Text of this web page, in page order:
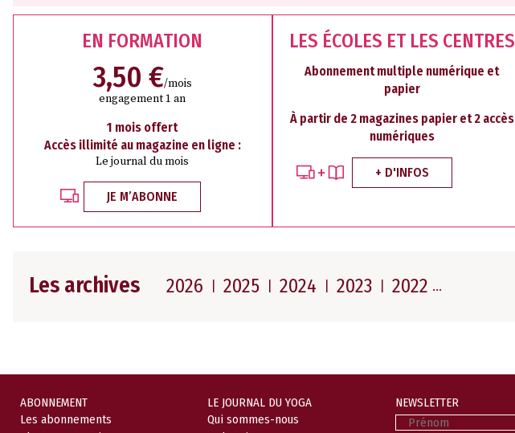
EN FORMATION
3,50 €/mois
engagement 1 an
1 mois offert
Accès illimité au magazine en ligne :
Le journal du mois
JE M’ABONNE
LES ÉCOLES ET LES CENTRES
Abonnement multiple numérique et
papier
À partir de 2 magazines papier et 2 accès
numériques
+ D'INFOS
Les archives 2026 2025 2024 2023 2022
ABONNEMENT
Les abonnements
LE JOURNAL DU YOGA
Qui sommes-nous
NEWSLETTER
Prénom